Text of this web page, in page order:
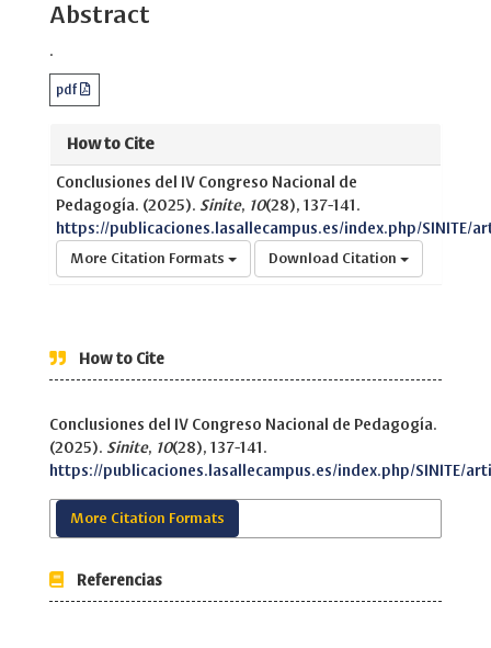
Abstract
.
pdf
How to Cite
Conclusiones del IV Congreso Nacional de
Pedagogía. (2025). Sinite, 10(28), 137-141.
https://publicaciones.lasallecampus.es/index.php/SINITE/
More Citation Formats Download Citation
How to Cite
Conclusiones del IV Congreso Nacional de Pedagogía.
(2025). Sinite, 10(28), 137-141.
https://publicaciones.lasallecampus.es/index.php/SINITE/
More Citation Formats
Referencias